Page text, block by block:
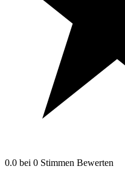
0.0 bei 0 Stimmen Bewerten